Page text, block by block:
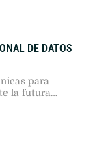
DE DATOS
para
la futura